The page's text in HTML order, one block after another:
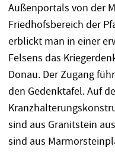
Außenportals von der
Friedhofsbereich der
erblickt man in einer
Felsens das
Donau. Der Zugang
den Gedenktafel. Auf
sind aus Granitstein
sind aus